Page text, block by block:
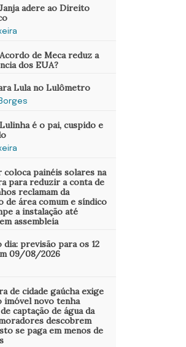
adere ao Direito
de Meca reduz a
dos EUA?
Lula no Lulômetro
é o pai, cuspido e
painéis solares na
para reduzir a conta de
reclamam da
de área comum e síndico
a instalação até
assembleia
previsão para os 12
09/08/2026
de cidade gaúcha exige
imóvel novo tenha
captação de água da
descobrem
se paga em menos de